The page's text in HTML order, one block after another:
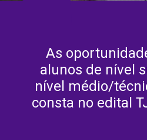
As
alunos de nível
nível médio/
consta no edital